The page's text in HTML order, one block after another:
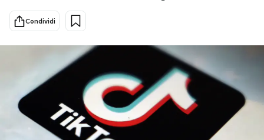
Sport
PODCAST
NEWSLETTER
Condividi